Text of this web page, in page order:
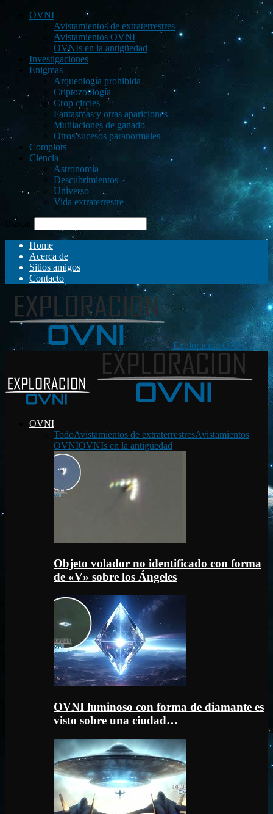
OVNI
Avistamientos de extraterrestres
Avistamientos OVNI
OVNIs en la antigüedad
Investigaciones
Enigmas
Arqueología prohibida
Criptozoología
Crop circles
Fantasmas y otras apariciones
Mutilaciones de ganado
Otros sucesos paranormales
Complots
Ciencia
Astronomía
Descubrimientos
Universo
Vida extraterrestre
Buscar
Home
Acerca de
Sitios amigos
Contacto
Exploración OVNI
OVNI
TodoAvistamientos de extraterrestresAvistamientos
OVNIOVNIs en la antigüedad
Objeto volador no identificado con forma
de «V» sobre los Ángeles
OVNI luminoso con forma de diamante es
visto sobre una ciudad…